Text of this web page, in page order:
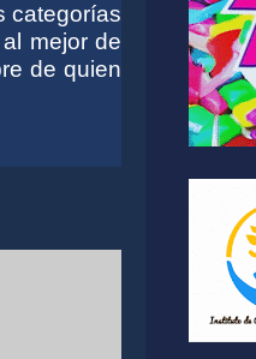
categorías
mejor de
de quien